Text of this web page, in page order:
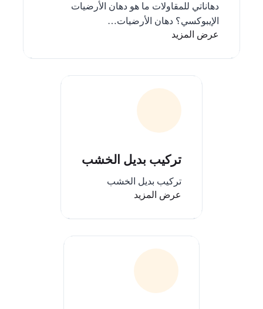
دهاناتي للمقاولات ما هو دهان الأرضيات
الإيبوكسي؟ دهان الأرضيات…
عرض المزيد
تركيب بديل الخشب
تركيب بديل الخشب
عرض المزيد